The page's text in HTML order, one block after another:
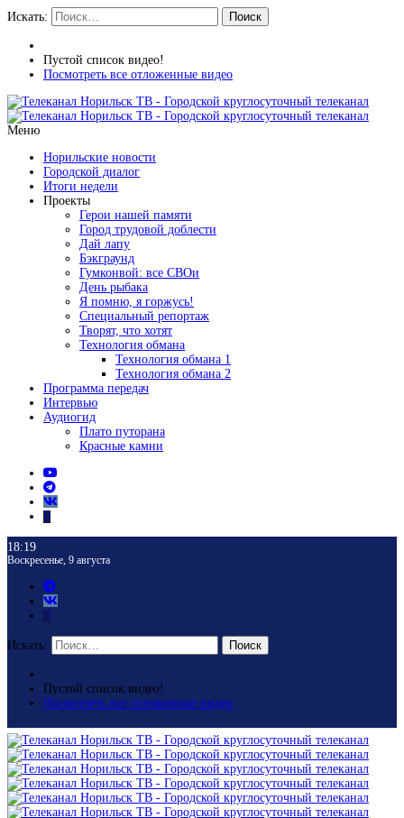
Искать: Поиск
Пустой список видео!
Посмотреть все отложенные видео
Меню
Норильские новости
Городской диалог
Итоги недели
Проекты
Герои нашей памяти
Город трудовой доблести
Дай лапу
Бэкграунд
Гумконвой: все СВОи
День рыбака
Я помню, я горжусь!
Специальный репортаж
Творят, что хотят
Технология обмана
Технология обмана 1
Технология обмана 2
Программа передач
Интервью
Аудиогид
Плато путорана
Красные камни
18:19
Воскресенье, 9 августа
Искать: Поиск
Пустой список видео!
Посмотреть все отложенные видео